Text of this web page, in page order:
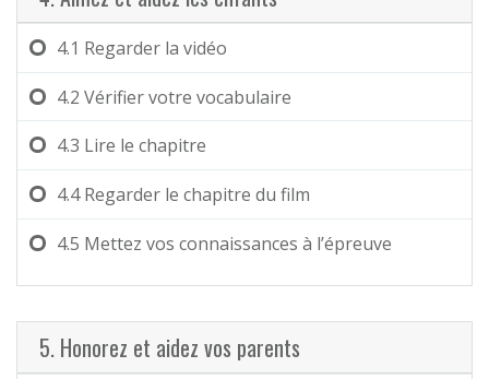
4.1 Regarder la vidéo
4.2 Vérifier votre vocabulaire
4.3 Lire le chapitre
4.4Regarder le chapitre du film
4.5 Mettez vos connaissances à l’épreuve
5. Honorez et aidez vos parents